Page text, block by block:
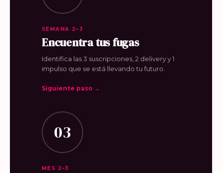
SEMANA 2–3
Encuentra tus fugas
Identifica las 3 suscripciones, 2 delivery y 1
impulso que se está llevando tu futuro.
Siguiente paso →
03
MES 2–3